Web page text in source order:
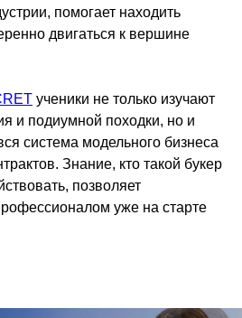
помогает находить
двигаться к вершине
ученики не только изучают
и подиумной походки, но и
система модельного бизнеса
Знание, кто такой букер
позволяет
уже на старте